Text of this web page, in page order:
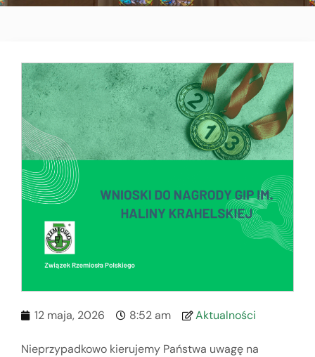
12 maja, 2026 8:52 am Aktualności
Nieprzypadkowo kierujemy Państwa uwagę na